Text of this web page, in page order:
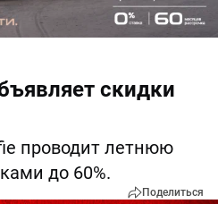
скидки
проводит летнюю
до 60%.
Поделиться